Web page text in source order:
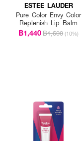
ESTEE LAUDER
Pure Color Envy Color
Replenish Lip Balm
฿1,440฿1,600 (10%)